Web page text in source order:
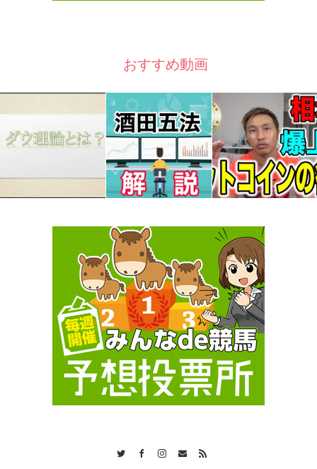
おすすめ動画